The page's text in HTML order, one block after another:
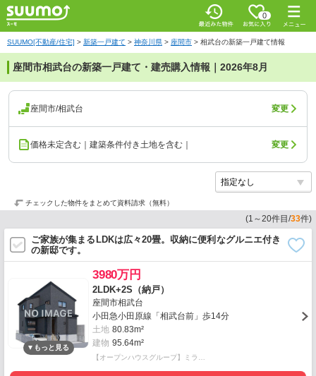
0
SUUMO[不動産/住宅] > 新築一戸建て > 神奈川県 > 座間市 > 相武台の新築一戸建て情報
座間市相武台の新築一戸建て・建売購入情報｜2026年8月
座間市/相武台 変更
価格未定含む｜建築条件付き土地を含む｜ 変更
チェックした物件をまとめて資料請求（無料）
(1 ～20件目/33件)
ご家族が集まるLDKは広々20畳。収納に便利なグルニエ付き
の新邸です。
3980万円
2LDK+2S（納戸）
座間市相武台
小田急小田原線「相武台前」歩14分
土地 80.83m²
建物 95.64m²
【オープンハウスグループ】ミラ…